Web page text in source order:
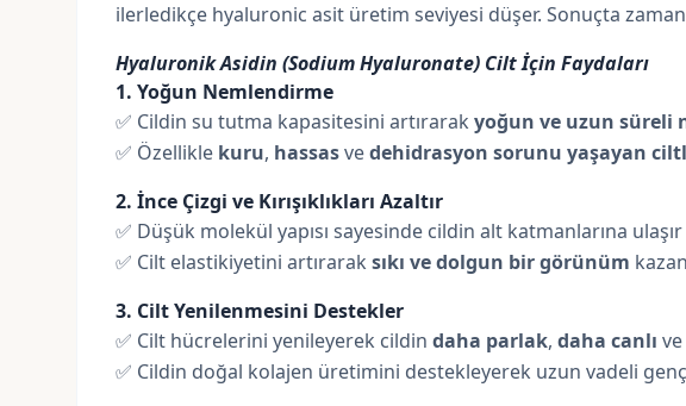
ilerledikçe hyaluronic asit üretim seviyesi düşer. Sonuçta
Hyaluronik Asidin (Sodium Hyaluronate) Cilt İçin Faydaları
1. Yoğun Nemlendirme
✅ Cildin su tutma kapasitesini artırarak yoğun ve uzun süreli
✅ Özellikle kuru, hassasvedehidrasyon sorunu yaşayan
2. İnce Çizgi ve Kırışıklıkları Azaltır
✅ Düşük molekül yapısı sayesinde cildin alt katmanlarına
✅ Cilt elastikiyetini artırarak sıkı ve dolgun bir görünüm
3. Cilt Yenilenmesini Destekler
✅ Cilt hücrelerini yenileyerek cildin daha parlak, daha canlı ve
✅ Cildin doğal kolajen üretimini destekleyerek uzun vadeli